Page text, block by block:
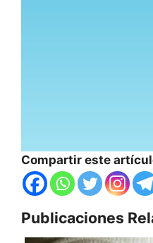
Compartir este
Publicaciones